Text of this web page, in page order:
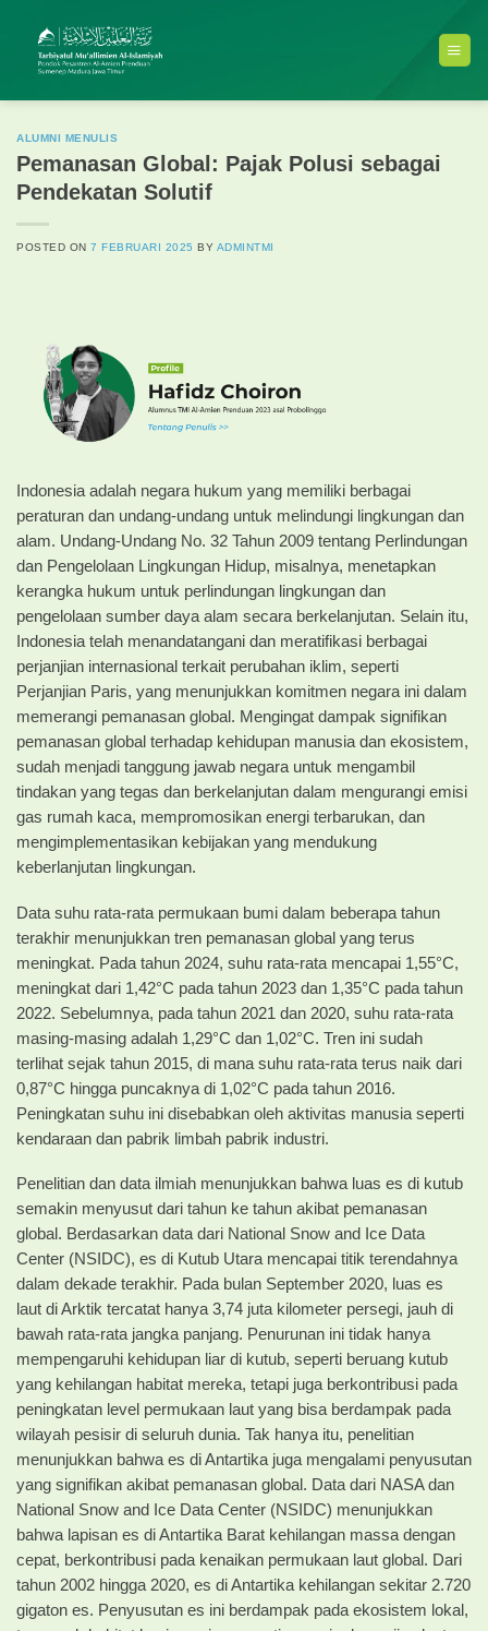
content
ALUMNI MENULIS
Pemanasan Global: Pajak Polusi sebagai
Pendekatan Solutif
POSTED ON7 FEBRUARI 2025 BY ADMINTMI
Indonesia adalah negara hukum yang memiliki berbagai
peraturan dan undang-undang untuk melindungi lingkungan dan
alam. Undang-Undang No. 32 Tahun 2009 tentang Perlindungan
dan Pengelolaan Lingkungan Hidup, misalnya, menetapkan
kerangka hukum untuk perlindungan lingkungan dan
pengelolaan sumber daya alam secara berkelanjutan. Selain itu,
Indonesia telah menandatangani dan meratifikasi berbagai
perjanjian internasional terkait perubahan iklim, seperti
Perjanjian Paris, yang menunjukkan komitmen negara ini dalam
memerangi pemanasan global. Mengingat dampak signifikan
pemanasan global terhadap kehidupan manusia dan ekosistem,
sudah menjadi tanggung jawab negara untuk mengambil
tindakan yang tegas dan berkelanjutan dalam mengurangi emisi
gas rumah kaca, mempromosikan energi terbarukan, dan
mengimplementasikan kebijakan yang mendukung
keberlanjutan lingkungan.
Data suhu rata-rata permukaan bumi dalam beberapa tahun
terakhir menunjukkan tren pemanasan global yang terus
meningkat. Pada tahun 2024, suhu rata-rata mencapai 1,55°C,
meningkat dari 1,42°C pada tahun 2023 dan 1,35°C pada tahun
2022. Sebelumnya, pada tahun 2021 dan 2020, suhu rata-rata
masing-masing adalah 1,29°C dan 1,02°C. Tren ini sudah
terlihat sejak tahun 2015, di mana suhu rata-rata terus naik dari
0,87°C hingga puncaknya di 1,02°C pada tahun 2016.
Peningkatan suhu ini disebabkan oleh aktivitas manusia seperti
kendaraan dan pabrik limbah pabrik industri.
Penelitian dan data ilmiah menunjukkan bahwa luas es di kutub
semakin menyusut dari tahun ke tahun akibat pemanasan
global. Berdasarkan data dari National Snow and Ice Data
Center (NSIDC), es di Kutub Utara mencapai titik terendahnya
dalam dekade terakhir. Pada bulan September 2020, luas es
laut di Arktik tercatat hanya 3,74 juta kilometer persegi, jauh di
bawah rata-rata jangka panjang. Penurunan ini tidak hanya
mempengaruhi kehidupan liar di kutub, seperti beruang kutub
yang kehilangan habitat mereka, tetapi juga berkontribusi pada
peningkatan level permukaan laut yang bisa berdampak pada
wilayah pesisir di seluruh dunia. Tak hanya itu, penelitian
menunjukkan bahwa es di Antartika juga mengalami penyusutan
yang signifikan akibat pemanasan global. Data dari NASA dan
National Snow and Ice Data Center (NSIDC) menunjukkan
bahwa lapisan es di Antartika Barat kehilangan massa dengan
cepat, berkontribusi pada kenaikan permukaan laut global. Dari
tahun 2002 hingga 2020, es di Antartika kehilangan sekitar 2.720
gigaton es. Penyusutan es ini berdampak pada ekosistem lokal,